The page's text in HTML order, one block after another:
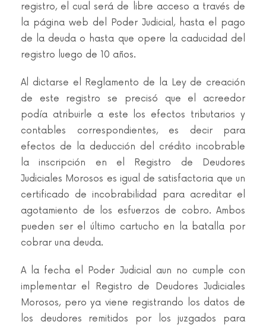
registro, el cual será de libre acceso a través de
la página web del Poder Judicial, hasta el pago
de la deuda o hasta que opere la caducidad del
registro luego de 10 años.
Al dictarse el Reglamento de la Ley de creación
de este registro se precisó que el acreedor
podía atribuirle a este los efectos tributarios y
contables correspondientes, es decir para
efectos de la deducción del crédito incobrable
la inscripción en el Registro de Deudores
Judiciales Morosos es igual de satisfactoria que un
certificado de incobrabilidad para acreditar el
agotamiento de los esfuerzos de cobro. Ambos
pueden ser el último cartucho en la batalla por
cobrar una deuda.
A la fecha el Poder Judicial aun no cumple con
implementar el Registro de Deudores Judiciales
Morosos, pero ya viene registrando los datos de
los deudores remitidos por los juzgados para